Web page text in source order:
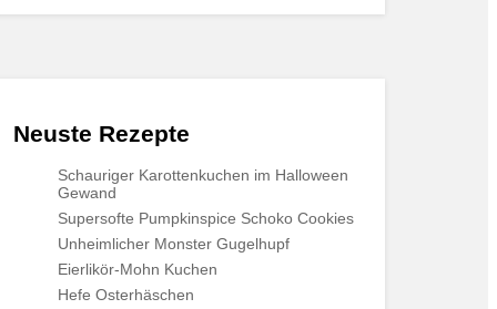
Neuste Rezepte
Schauriger Karottenkuchen im Halloween
Gewand
Supersofte Pumpkinspice Schoko Cookies
Unheimlicher Monster Gugelhupf
Eierlikör-Mohn Kuchen
Hefe Osterhäschen